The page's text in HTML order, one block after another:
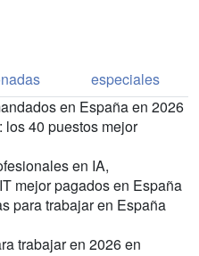
especiales
en España en 2026
40 puestos mejor
en IA,
mejor pagados en España
para trabajar en España
trabajar en 2026 en